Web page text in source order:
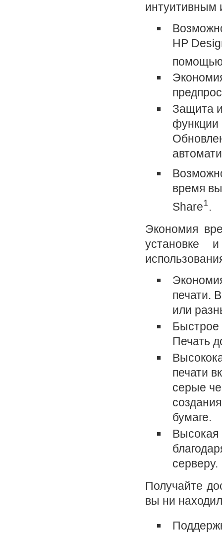
интуитивным
HP
помощью
Защита
функции
время
Share1.
Экономия
установке
печати.
или
Быстрое
Печать
печати
серые
бумаге.
Высокая
серверу.
Получайте
вы ни